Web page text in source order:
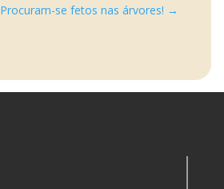
Procuram-se fetos nas árvores! →